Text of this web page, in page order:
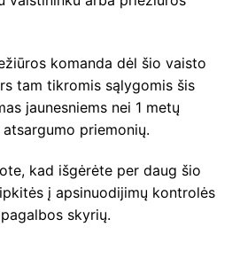
komanda dėl šio vaisto
tam tikromis sąlygomis šis
jaunesniems nei 1 metų
priemonių.
kad išgėrėte per daug šio
į apsinuodijimų kontrolės
skyrių.